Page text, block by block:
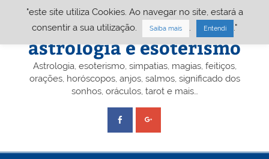
Portal A&E – Portal
astrologia e esoterismo
Astrologia, esoterismo, simpatias, magias, feitiços,
orações, horóscopos, anjos, salmos, significado dos
sonhos, oráculos, tarot e mais…
"este site utiliza Cookies. Ao navegar no site, estará a
consentir a sua utilização.
Saiba mais Entendi ."